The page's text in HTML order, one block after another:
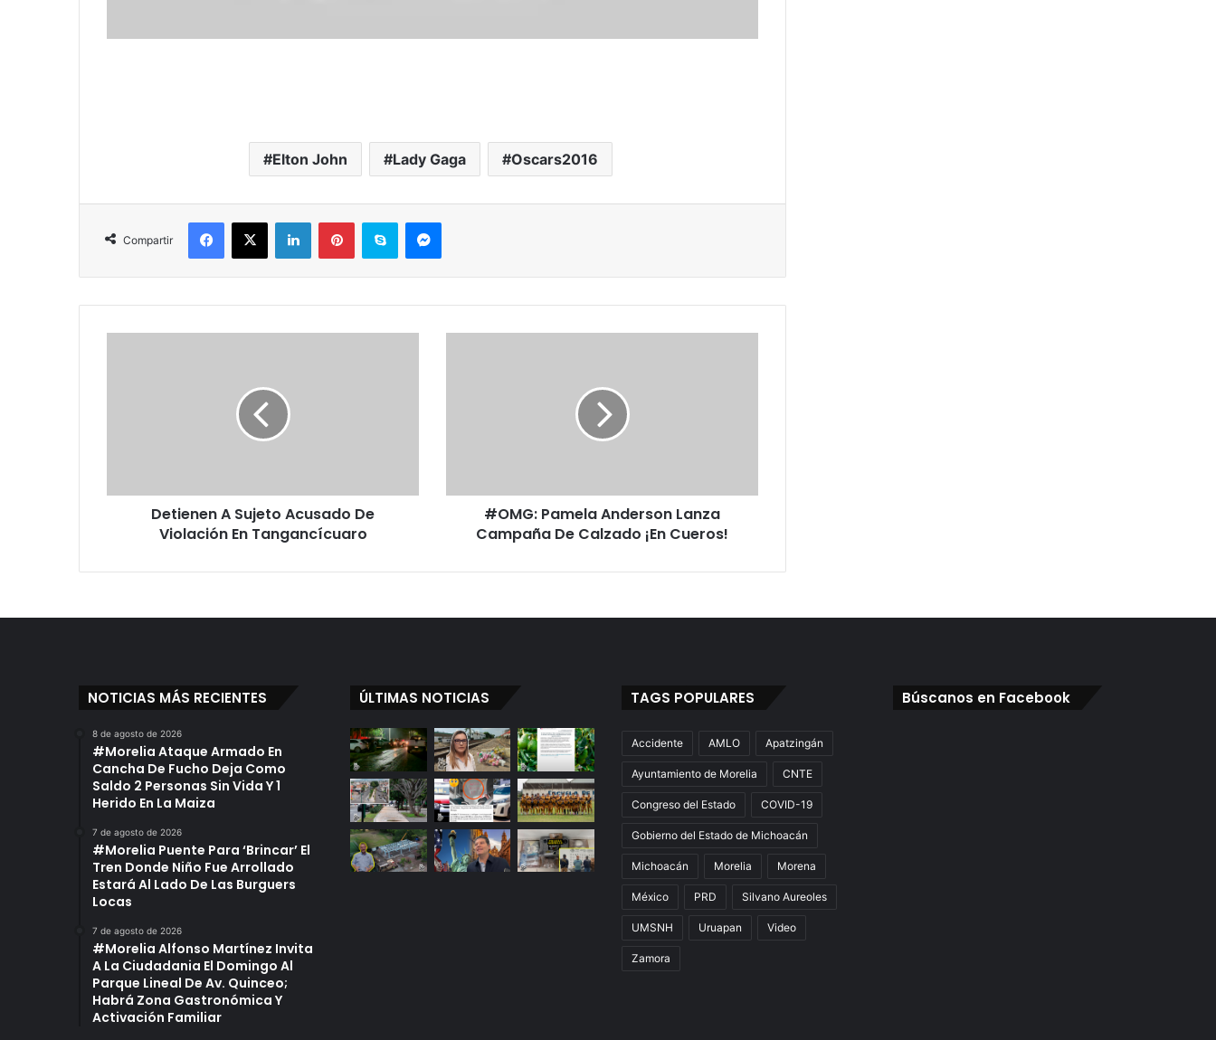
Elton John Lady Gaga Oscars2016
Compartir
A
e
a
o
D
e
V
o
l
a
c
ó
n
E
n
T
a
Detienen A Sujeto Acusado De
Violación En Tangancícuaro
e
n
L
n
z
a
C
a
m
p
a
#OMG: Pamela Anderson Lanza
Campaña De Calzado ¡En Cueros!
NOTICIAS MÁS RECIENTES
8 de agosto de 2026
#Morelia Ataque Armado En
Cancha De Fucho Deja Como
Saldo 2 Personas Sin Vida Y 1
Herido En La Maiza
7 de agosto de 2026
#Morelia Puente Para ‘Brincar’ El
Tren Donde Niño Fue Arrollado
Estará Al Lado De Las Burguers
Locas
7 de agosto de 2026
#Morelia Alfonso Martínez Invita
A La Ciudadania El Domingo Al
Parque Lineal De Av. Quinceo;
Habrá Zona Gastronómica Y
Activación Familiar
ÚLTIMAS NOTICIAS TAGS POPULARES
Accidente AMLO Apatzingán
Ayuntamiento de Morelia CNTE
Congreso del Estado COVID-19
Gobierno del Estado de Michoacán
Michoacán Morelia Morena
México PRD Silvano Aureoles
UMSNH Uruapan Video
Zamora
Búscanos en Facebook